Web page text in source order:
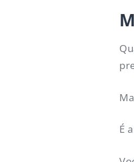
É